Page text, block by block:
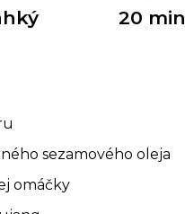
20 min
sezamového oleja
omáčky